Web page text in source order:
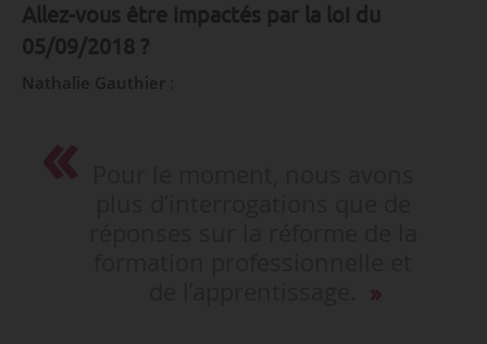
Allez-vous être impactés par la loi du
05/09/2018 ?
Nathalie Gauthier